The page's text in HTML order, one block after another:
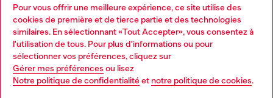
Pour vous offrir une meilleure expérience, ce site utilise des
cookies de première et de tierce partie et des technologies
similaires. En sélectionnant «Tout Accepter», vous consentez à
l'utilisation de tous. Pour plus d'informations ou pour
sélectionner vos préférences, cliquez sur
Gérer mes préférences ou lisez
Notre politique de confidentialitéet notre politique de cookies.
CORPORATE
Choose your location
You are currently browsing France website, but it seems you
may be based in United States